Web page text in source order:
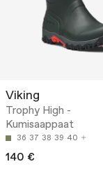
Viking
Trophy High -
Kumisaappaat
36 37 38 39 40
140 €